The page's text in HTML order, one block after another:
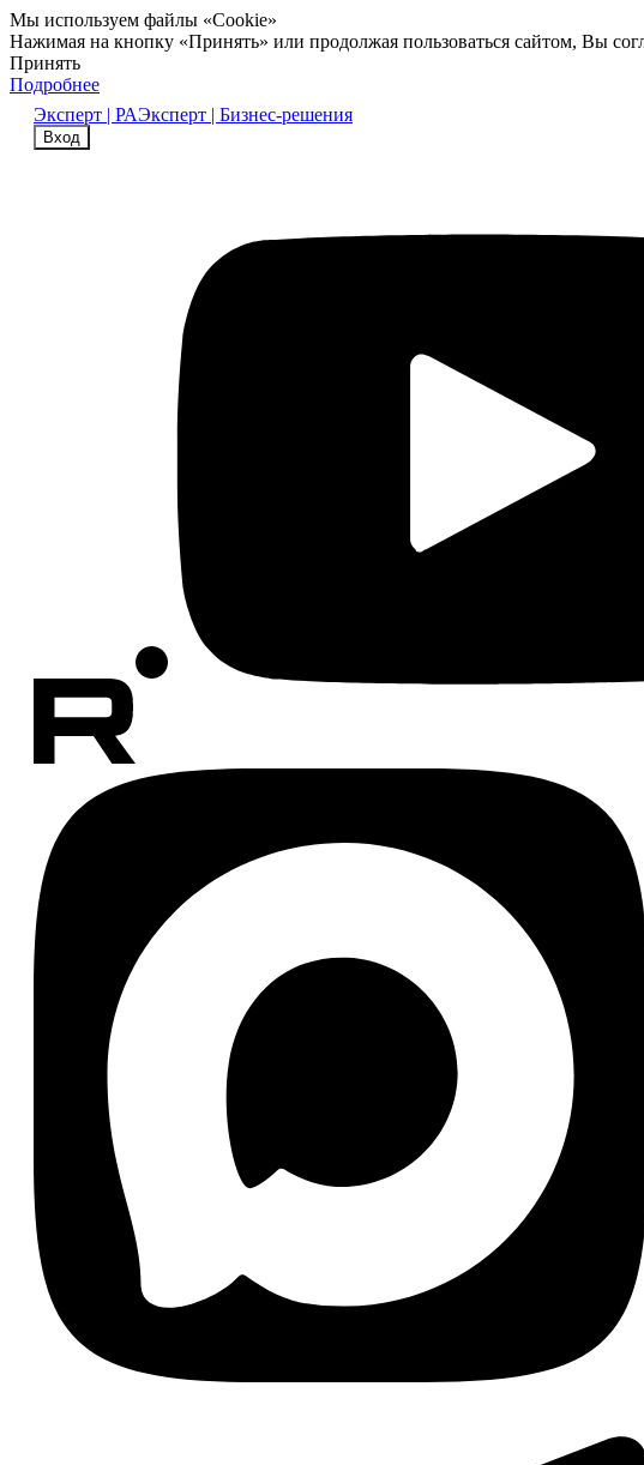
Мы используем файлы «Cookie»
Нажимая на кнопку «Принять» или продолжая пользоваться сайтом, Вы
Принять
Подробнее
Эксперт | РАЭксперт | Бизнес-решения
Вход